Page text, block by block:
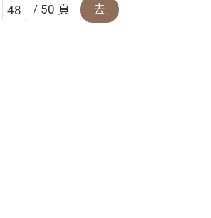
/ 50 頁 去